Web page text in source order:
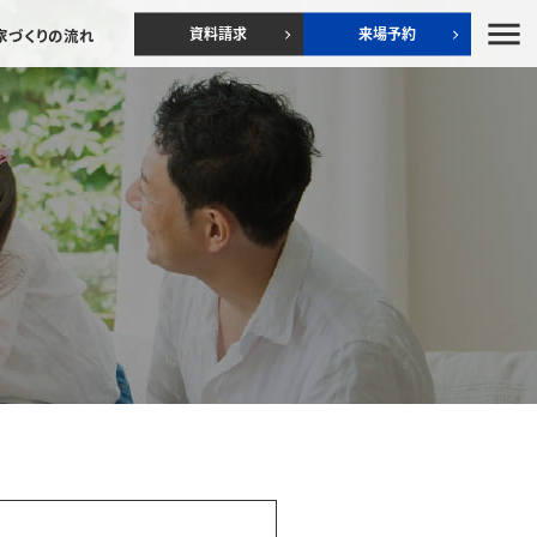
づくりの流れ 資料請求 来場予約 menu